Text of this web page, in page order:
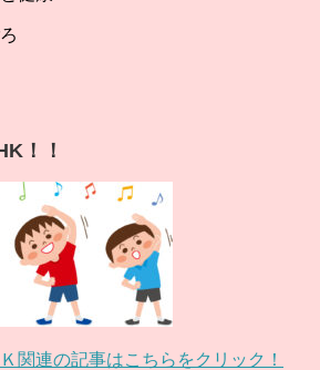
！！
関連の記事はこちらをクリック！